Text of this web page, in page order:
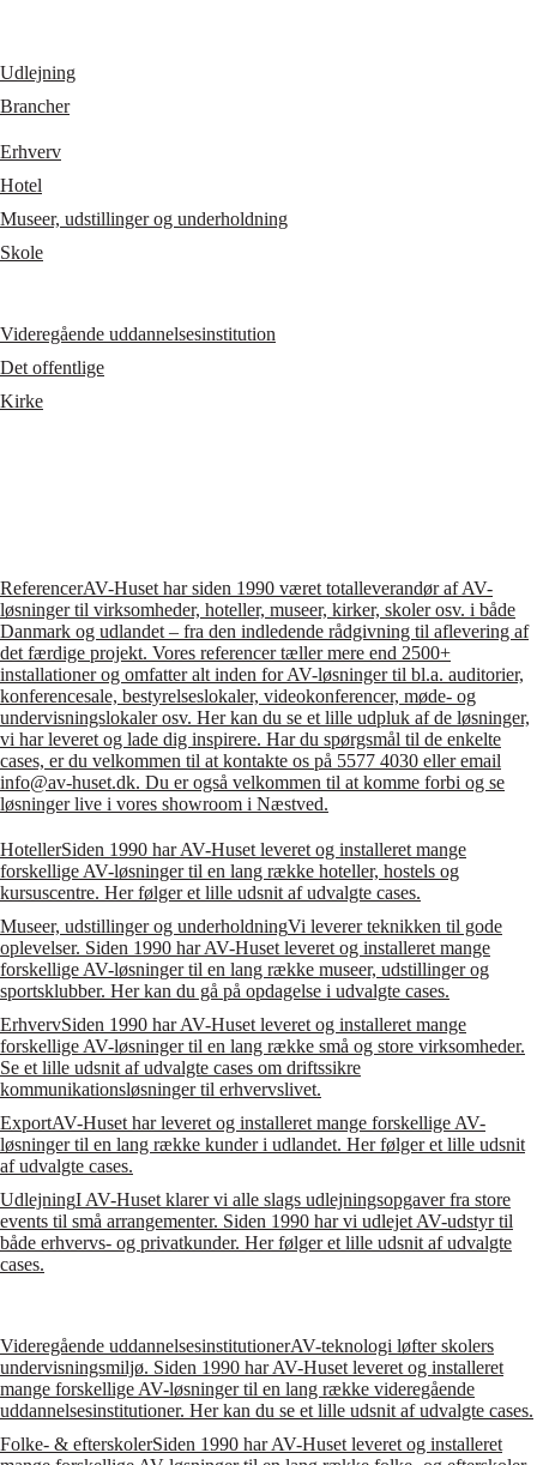
Udlejning
Brancher
Erhverv
Hotel
Museer, udstillinger og underholdning
Skole
Videregående uddannelsesinstitution
Det offentlige
Kirke
ReferencerAV-Huset har siden 1990 været totalleverandør af AV-
løsninger til virksomheder, hoteller, museer, kirker, skoler osv. i både
Danmark og udlandet – fra den indledende rådgivning til aflevering af
det færdige projekt. Vores referencer tæller mere end 2500+
installationer og omfatter alt inden for AV-løsninger til bl.a. auditorier,
konferencesale, bestyrelseslokaler, videokonferencer, møde- og
undervisningslokaler osv. Her kan du se et lille udpluk af de løsninger,
vi har leveret og lade dig inspirere. Har du spørgsmål til de enkelte
cases, er du velkommen til at kontakte os på 5577 4030 eller email
info@av-huset.dk. Du er også velkommen til at komme forbi og se
løsninger live i vores showroom i Næstved.
HotellerSiden 1990 har AV-Huset leveret og installeret mange
forskellige AV-løsninger til en lang række hoteller, hostels og
kursuscentre. Her følger et lille udsnit af udvalgte cases.
Museer, udstillinger og underholdningVi leverer teknikken til gode
oplevelser. Siden 1990 har AV-Huset leveret og installeret mange
forskellige AV-løsninger til en lang række museer, udstillinger og
sportsklubber. Her kan du gå på opdagelse i udvalgte cases.
ErhvervSiden 1990 har AV-Huset leveret og installeret mange
forskellige AV-løsninger til en lang række små og store virksomheder.
Se et lille udsnit af udvalgte cases om driftssikre
kommunikationsløsninger til erhvervslivet.
ExportAV-Huset har leveret og installeret mange forskellige AV-
løsninger til en lang række kunder i udlandet. Her følger et lille udsnit
af udvalgte cases.
UdlejningI AV-Huset klarer vi alle slags udlejningsopgaver fra store
events til små arrangementer. Siden 1990 har vi udlejet AV-udstyr til
både erhvervs- og privatkunder. Her følger et lille udsnit af udvalgte
cases.
Videregående uddannelsesinstitutionerAV-teknologi løfter skolers
undervisningsmiljø. Siden 1990 har AV-Huset leveret og installeret
mange forskellige AV-løsninger til en lang række videregående
uddannelsesinstitutioner. Her kan du se et lille udsnit af udvalgte cases.
Folke- & efterskolerSiden 1990 har AV-Huset leveret og installeret